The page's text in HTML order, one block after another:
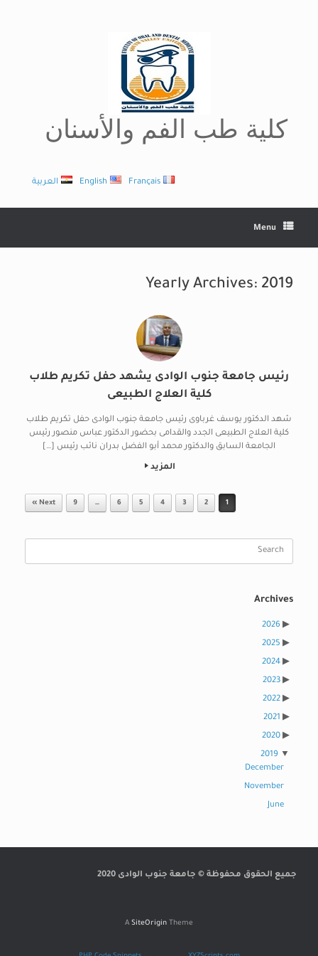
كلية طب الفم والأسنان
العربية English Français
Menu
Yearly Archives: 2019
رئيس جامعة جنوب الوادى يشهد حفل تكريم طلاب
كلية العلاج الطبيعى
شهد الدكتور يوسف غرباوى رئيس جامعة جنوب الوادى حفل تكريم طلاب
كلية العلاج الطبيعى الجدد والقدامى بحضور الدكتور عباس منصور رئيس
الجامعة السابق والدكتور محمد أبو الفضل بدران نائب رئيس […]
المزيد
Post navigation
1
2
3
4
5
6
…
9
Next »
Archives
2026
2025
2024
2023
2022
2021
2020
2019
December
November
June
جميع الحقوق محفوظة © جامعة جنوب الوادى 2020
A SiteOrigin Theme